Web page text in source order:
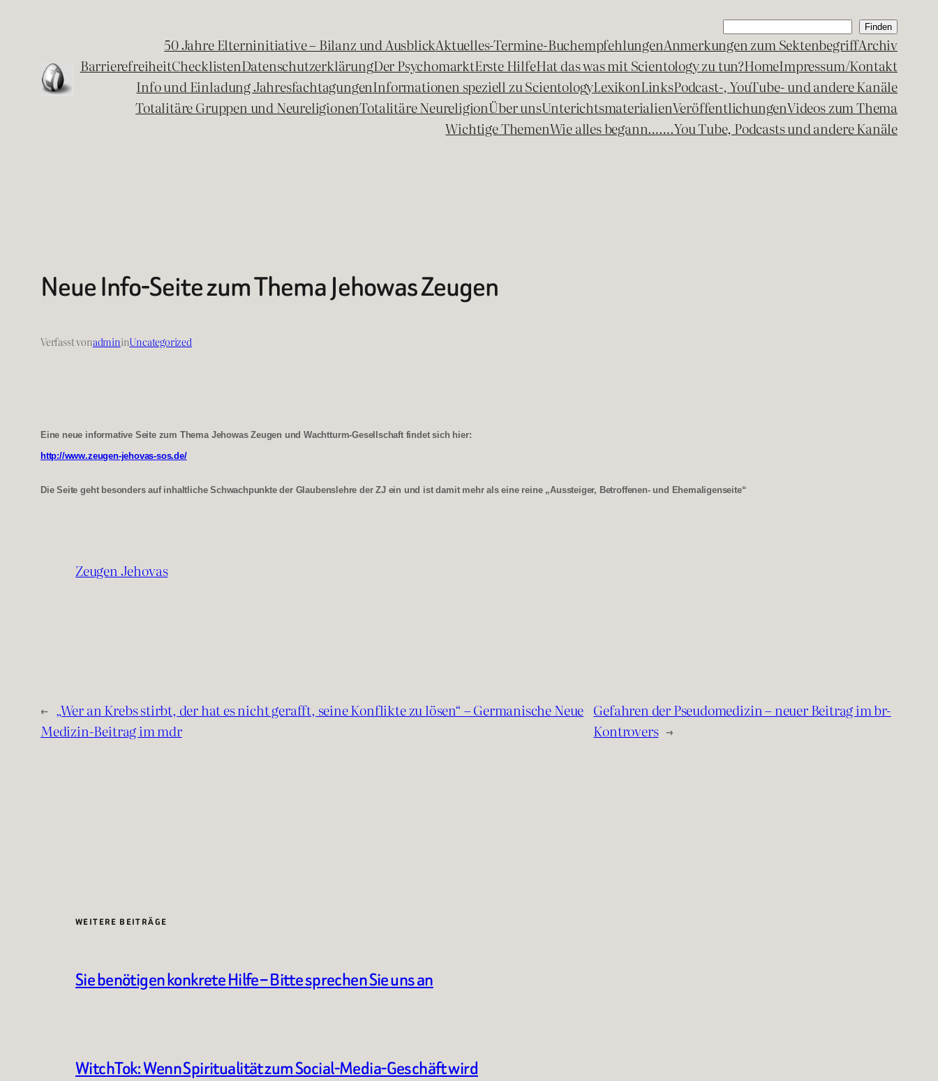
Suchen Finden
50 Jahre Elterninitiative – Bilanz und AusblickAktuelles-Termine-BuchempfehlungenAnmerkungen zum SektenbegriffArchiv
BarrierefreiheitChecklistenDatenschutzerklärungDer PsychomarktErste HilfeHat das was mit Scientology zu tun?HomeImpressum/Kontakt
Info und Einladung JahresfachtagungenInformationen speziell zu ScientologyLexikonLinksPodcast-, YouTube- und andere Kanäle
Totalitäre Gruppen und NeureligionenTotalitäre NeureligionÜber unsUnterichtsmaterialienVeröffentlichungenVideos zum Thema
Wichtige ThemenWie alles begann…….You Tube, Podcasts und andere Kanäle
Neue Info-Seite zum Thema Jehowas Zeugen
Verfasst vonadmininUncategorized
Eine neue informative Seite zum Thema Jehowas Zeugen und Wachtturm-Gesellschaft findet sich hier:
http://www.zeugen-jehovas-sos.de/
Die Seite geht besonders auf inhaltliche Schwachpunkte der Glaubenslehre der ZJ ein und ist damit mehr als eine reine „Aussteiger, Betroffenen- und Ehemaligenseite“
Zeugen Jehovas
← „Wer an Krebs stirbt, der hat es nicht gerafft, seine Konflikte zu lösen“ – Germanische Neue
Medizin-Beitrag im mdr
Gefahren der Pseudomedizin – neuer Beitrag im br-
Kontrovers →
WEITERE BEITRÄGE
Sie benötigen konkrete Hilfe – Bitte sprechen Sie uns an
WitchTok: Wenn Spiritualität zum Social-Media-Geschäft wird